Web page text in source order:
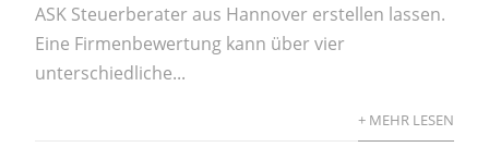
ASK Steuerberater aus Hannover erstellen lassen.
Eine Firmenbewertung kann über vier
unterschiedliche...
+ MEHR LESEN